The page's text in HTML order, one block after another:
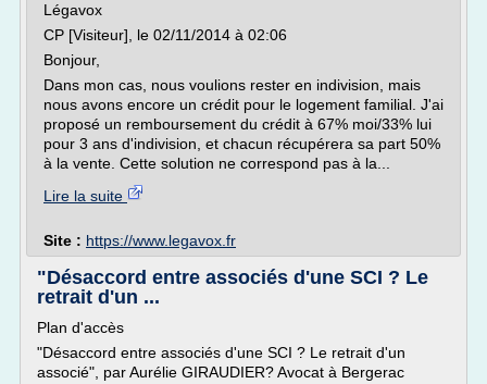
Légavox
CP [Visiteur], le 02/11/2014 à 02:06
Bonjour,
Dans mon cas, nous voulions rester en indivision, mais
nous avons encore un crédit pour le logement familial. J'ai
proposé un remboursement du crédit à 67% moi/33% lui
pour 3 ans d'indivision, et chacun récupérera sa part 50%
à la vente. Cette solution ne correspond pas à la...
Lire la suite
Site : https://www.legavox.fr
"Désaccord entre associés d'une SCI ? Le
retrait d'un ...
Plan d'accès
"Désaccord entre associés d'une SCI ? Le retrait d'un
associé", par Aurélie GIRAUDIER? Avocat à Bergerac